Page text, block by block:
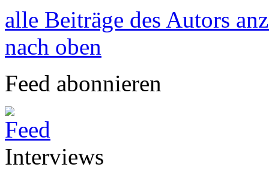
alle Beiträge des Autors
nach oben
Feed abonnieren
Interviews